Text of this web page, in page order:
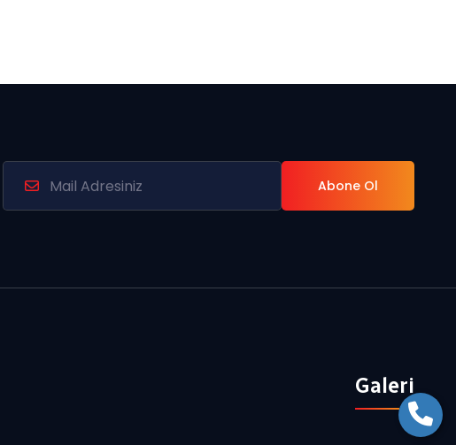
Abone Ol
Galeri